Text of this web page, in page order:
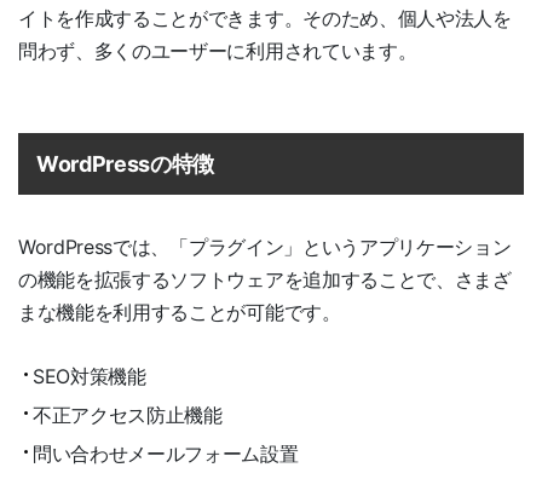
イトを作成することができます。そのため、個人や法人を
問わず、多くのユーザーに利用されています。
WordPressの特徴
WordPressでは、「プラグイン」というアプリケーション
の機能を拡張するソフトウェアを追加することで、さまざ
まな機能を利用することが可能です。
SEO対策機能
不正アクセス防止機能
問い合わせメールフォーム設置